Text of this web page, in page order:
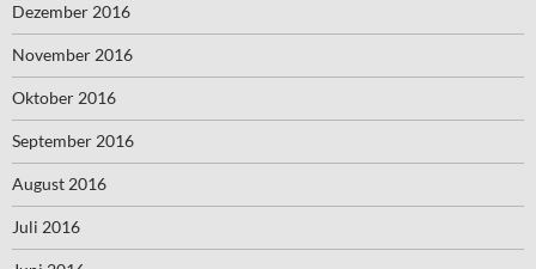
Dezember 2016
November 2016
Oktober 2016
September 2016
August 2016
Juli 2016